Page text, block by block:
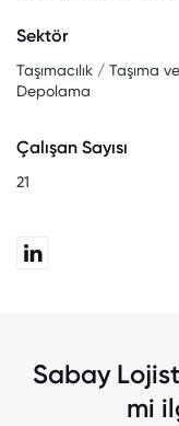
Sektör
Taşımacılık / Taşıma ve
Depolama
Çalışan Sayısı
21
Sabay
mi